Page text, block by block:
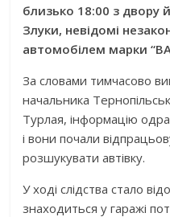
близько 18:00 з двору
Злуки, невідомі
автомобілем марки
За словами тимчасово
начальника
Турлая, інформацію
і вони почали
розшукувати автівку.
У ході слідства стало
знаходиться у гаражі